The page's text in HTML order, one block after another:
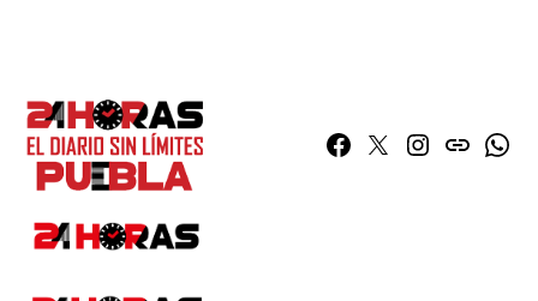
Facebook
TwitterInstagram
issuu